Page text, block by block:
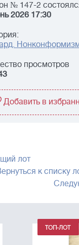
№ 147-2
2026 17:30
просмотров
Добавить в
лот
к списку